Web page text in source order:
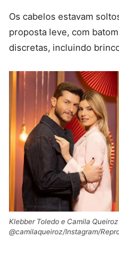
Os cabelos estavam
proposta leve, com
discretas, incluindo
Klebber Toledo e Camila
@camilaqueiroz/Instagram/